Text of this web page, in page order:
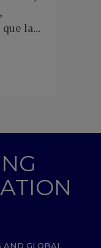
la...
AND GLOBAL